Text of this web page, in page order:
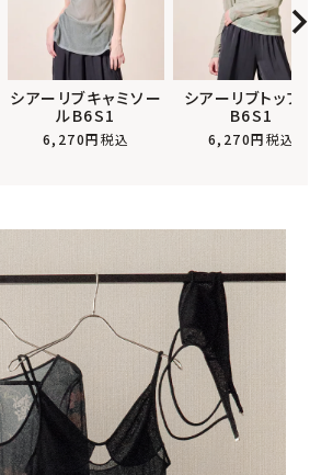
シアーリブキャミソー
ルB6S1
6,270 税込
シアーリブトップ
B6S1
6,270 税込